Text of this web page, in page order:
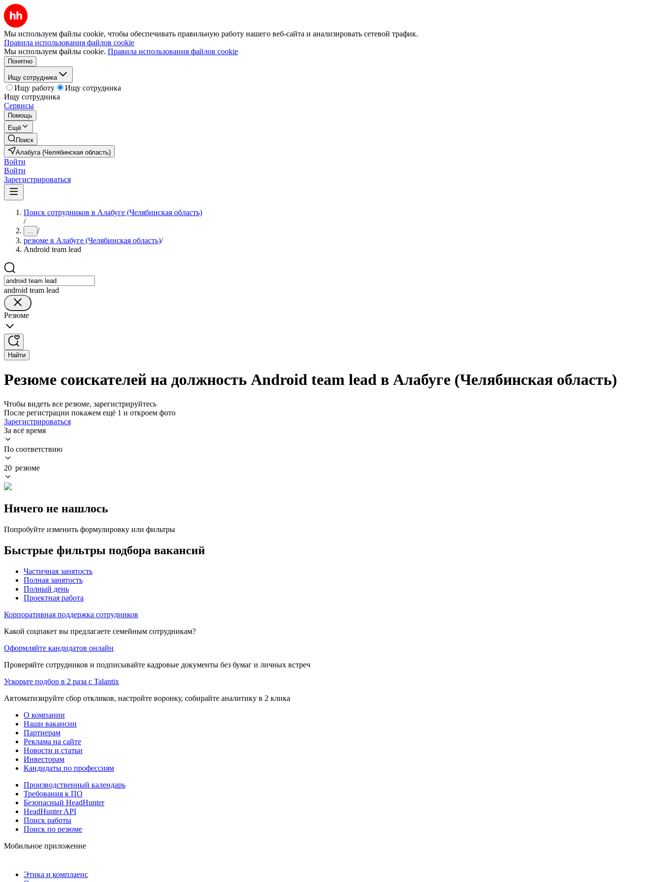
Мы используем файлы cookie, чтобы обеспечивать правильную работу нашего веб-сайта и анализировать сетевой трафик.
Правила использования файлов cookie
Мы используем файлы cookie. Правила использования файлов cookie
Понятно
Ищу сотрудника
Ищу работу
Ищу сотрудника
Ищу сотрудника
Сервисы
Помощь
Ещё
Поиск
Алабуга (Челябинская область)
Войти
Войти
Зарегистрироваться
Поиск сотрудников в Алабуге (Челябинская область)
/
... /
резюме в Алабуге (Челябинская область)/
Android team lead
android team lead
Резюме
Найти
Резюме соискателей на должность Android team lead в Алабуге (Челябинская область)
Чтобы видеть все резюме, зарегистрируйтесь
После регистрации покажем ещё 1 и откроем фото
Зарегистрироваться
За всё время
По соответствию
20 резюме
Ничего не нашлось
Попробуйте изменить формулировку или фильтры
Быстрые фильтры подбора вакансий
Частичная занятость
Полная занятость
Полный день
Проектная работа
Корпоративная поддержка сотрудников
Какой соцпакет вы предлагаете семейным сотрудникам?
Оформляйте кандидатов онлайн
Проверяйте сотрудников и подписывайте кадровые документы без бумаг и личных встреч
Ускорьте подбор в 2 раза с Talantix
Автоматизируйте сбор откликов, настройте воронку, собирайте аналитику в 2 клика
О компании
Наши вакансии
Партнерам
Реклама на сайте
Новости и статьи
Инвесторам
Кандидаты по профессиям
Производственный календарь
Требования к ПО
Безопасный HeadHunter
HeadHunter API
Поиск работы
Поиск по резюме
Мобильное приложение
Этика и комплаенс